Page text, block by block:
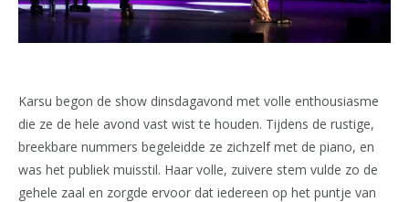
Karsu begon de show dinsdagavond met volle enthousiasme
die ze de hele avond vast wist te houden. Tijdens de rustige,
breekbare nummers begeleidde ze zichzelf met de piano, en
was het publiek muisstil. Haar volle, zuivere stem vulde zo de
gehele zaal en zorgde ervoor dat iedereen op het puntje van